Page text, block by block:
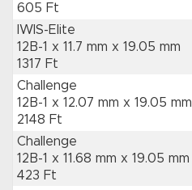
605 Ft
IWIS-Elite
12B-1 x 11.7 mm x 19.05 mm
1317 Ft
Challenge
12B-1 x 12.07 mm x 19.05 mm
2148 Ft
Challenge
12B-1 x 11.68 mm x 19.05 mm
423 Ft